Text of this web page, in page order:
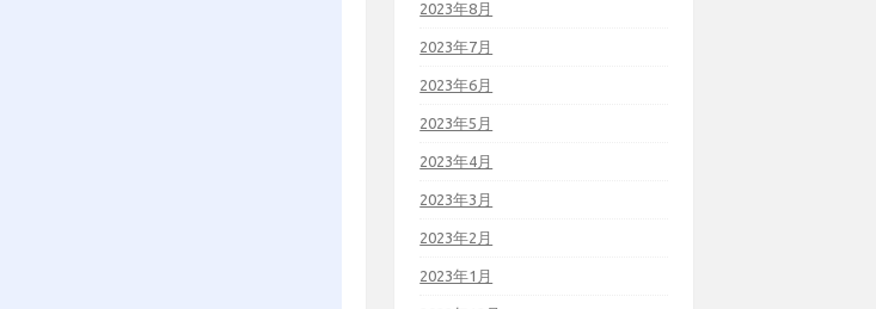
2023年8月
2023年7月
2023年6月
2023年5月
2023年4月
2023年3月
2023年2月
2023年1月